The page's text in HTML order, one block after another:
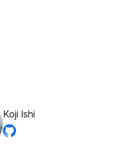
Koji Ishi